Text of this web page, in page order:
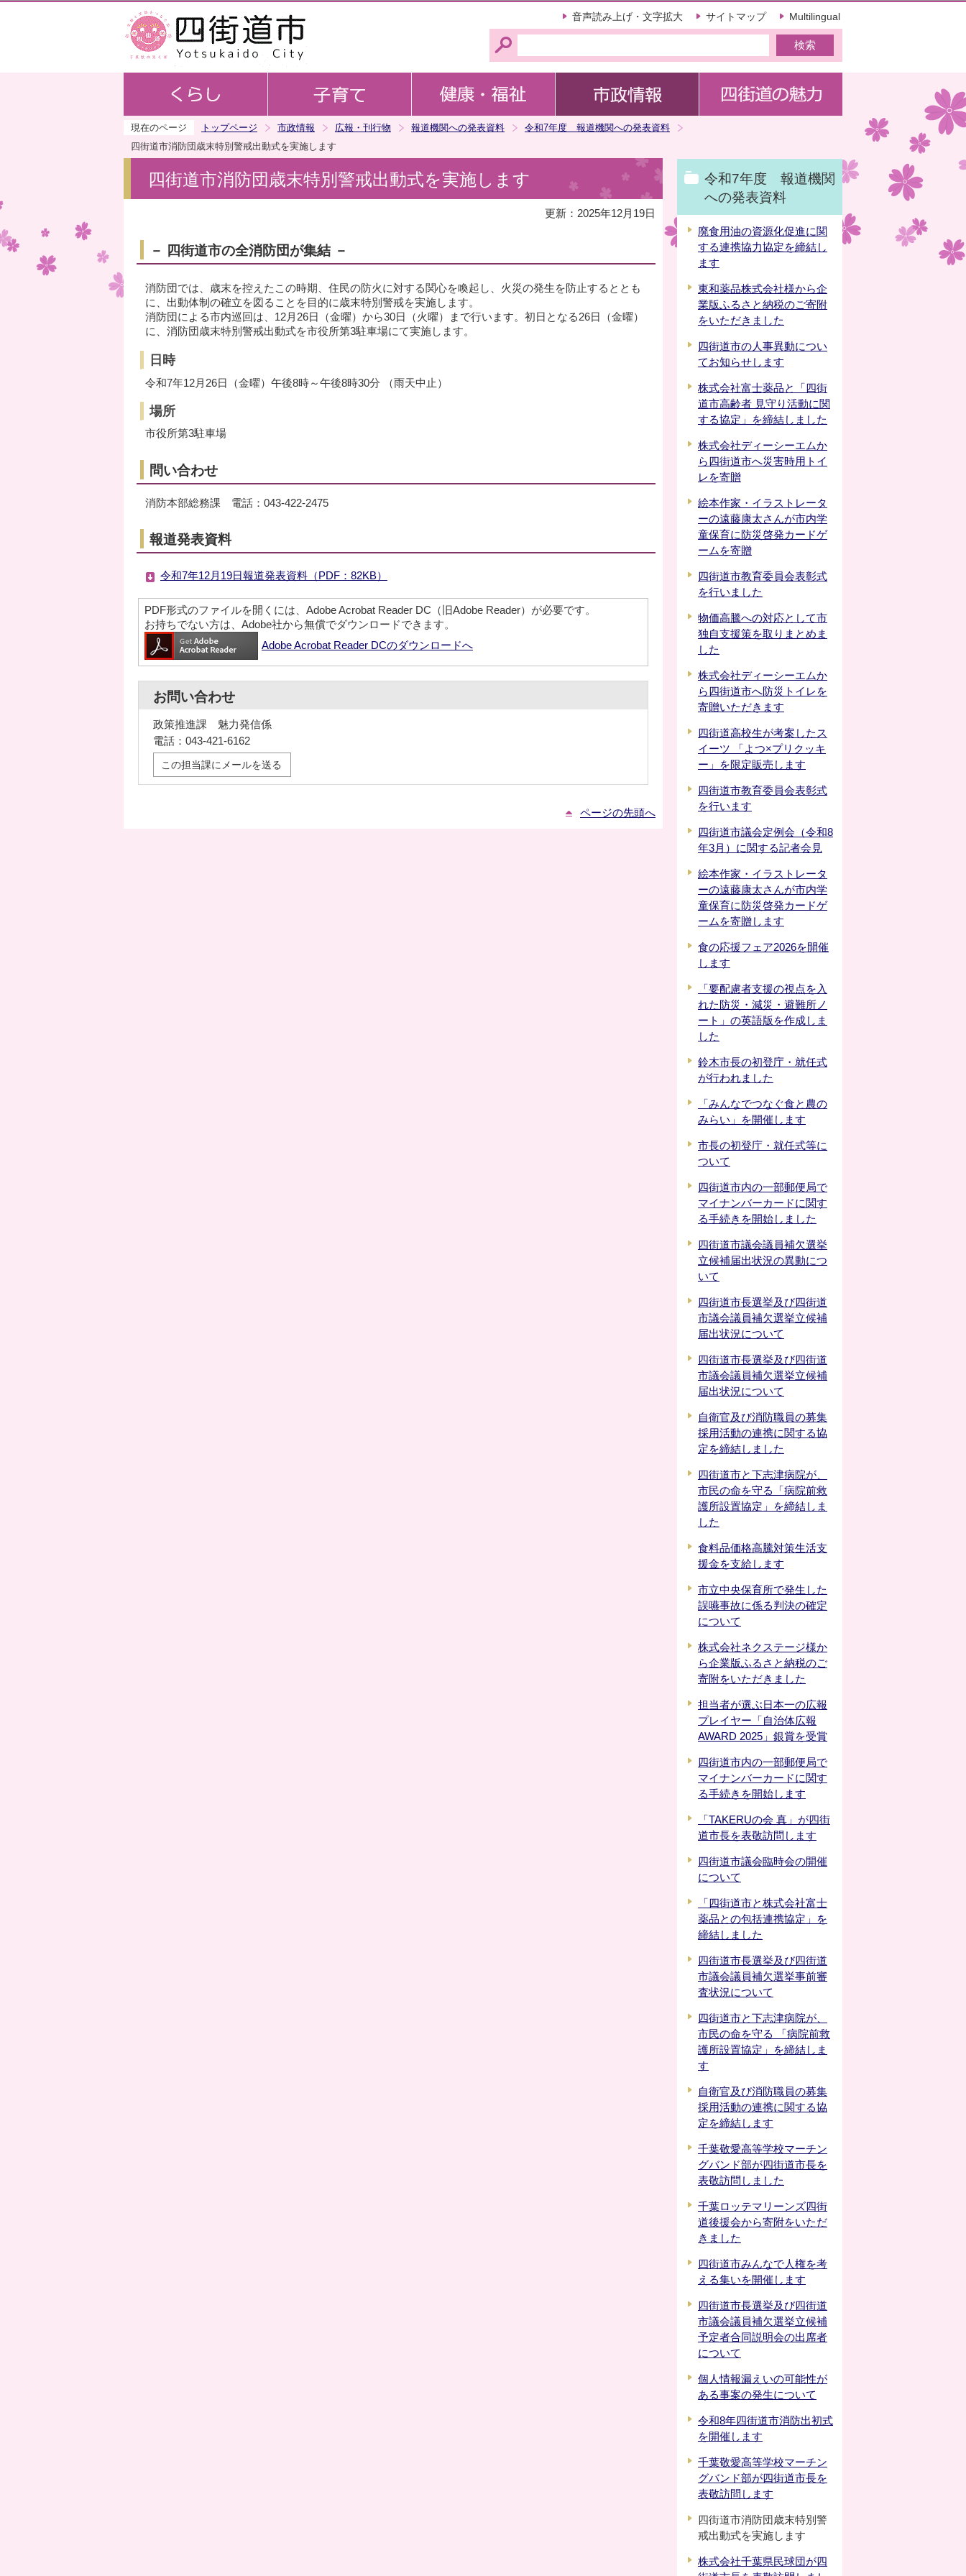
音声読み上げ・文字拡大 サイトマップ Multilingual
現在のページ トップページ 市政情報 広報・刊行物 報道機関への発表資料
令和7年度 報道機関への発表資料
四街道市消防団歳末特別警戒出動式を実施します
四街道市消防団歳末特別警戒出動式を実施します
更新：2025年12月19日
－ 四街道市の全消防団が集結 －
消防団では、歳末を控えたこの時期、住民の防火に対する関心を喚起し、火災の発生を防止するととも
に、出動体制の確立を図ることを目的に歳末特別警戒を実施します。
消防団による市内巡回は、12月26日（金曜）から30日（火曜）まで行います。初日となる26日（金曜）
に、消防団歳末特別警戒出動式を市役所第3駐車場にて実施します。
日時
令和7年12月26日（金曜）午後8時～午後8時30分 （雨天中止）
場所
市役所第3駐車場
問い合わせ
消防本部総務課 電話：043-422-2475
報道発表資料
令和7年12月19日報道発表資料（PDF：82KB）
PDF形式のファイルを開くには、Adobe Acrobat Reader DC（旧Adobe Reader）が必要です。
お持ちでない方は、Adobe社から無償でダウンロードできます。
Adobe Acrobat Reader DCのダウンロードへ
お問い合わせ
政策推進課 魅力発信係
電話：043-421-6162
この担当課にメールを送る
ページの先頭へ
令和7年度 報道機関
への発表資料
廃食用油の資源化促進に関
する連携協力協定を締結し
ます
東和薬品株式会社様から企
業版ふるさと納税のご寄附
をいただきました
四街道市の人事異動につい
てお知らせします
株式会社富士薬品と「四街
道市高齢者 見守り活動に関
する協定」を締結しました
株式会社ディーシーエムか
ら四街道市へ災害時用トイ
レを寄贈
絵本作家・イラストレータ
ーの遠藤康太さんが市内学
童保育に防災啓発カードゲ
ームを寄贈
四街道市教育委員会表彰式
を行いました
物価高騰への対応として市
独自支援策を取りまとめま
した
株式会社ディーシーエムか
ら四街道市へ防災トイレを
寄贈いただきます
四街道高校生が考案したス
イーツ 「よつ×プリクッキ
ー」を限定販売します
四街道市教育委員会表彰式
を行います
四街道市議会定例会（令和8
年3月）に関する記者会見
絵本作家・イラストレータ
ーの遠藤康太さんが市内学
童保育に防災啓発カードゲ
ームを寄贈します
食の応援フェア2026を開催
します
「要配慮者支援の視点を入
れた防災・減災・避難所ノ
ート」の英語版を作成しま
した
鈴木市長の初登庁・就任式
が行われました
「みんなでつなぐ食と農の
みらい」を開催します
市長の初登庁・就任式等に
ついて
四街道市内の一部郵便局で
マイナンバーカードに関す
る手続きを開始しました
四街道市議会議員補欠選挙
立候補届出状況の異動につ
いて
四街道市長選挙及び四街道
市議会議員補欠選挙立候補
届出状況について
四街道市長選挙及び四街道
市議会議員補欠選挙立候補
届出状況について
自衛官及び消防職員の募集
採用活動の連携に関する協
定を締結しました
四街道市と下志津病院が、
市民の命を守る「病院前救
護所設置協定」を締結しま
した
食料品価格高騰対策生活支
援金を支給します
市立中央保育所で発生した
誤嚥事故に係る判決の確定
について
株式会社ネクステージ様か
ら企業版ふるさと納税のご
寄附をいただきました
担当者が選ぶ日本一の広報
プレイヤー「自治体広報
AWARD 2025」銀賞を受賞
四街道市内の一部郵便局で
マイナンバーカードに関す
る手続きを開始します
「TAKERUの会 真」が四街
道市長を表敬訪問します
四街道市議会臨時会の開催
について
「四街道市と株式会社富士
薬品との包括連携協定」を
締結しました
四街道市長選挙及び四街道
市議会議員補欠選挙事前審
査状況について
四街道市と下志津病院が、
市民の命を守る 「病院前救
護所設置協定」を締結しま
す
自衛官及び消防職員の募集
採用活動の連携に関する協
定を締結します
千葉敬愛高等学校マーチン
グバンド部が四街道市長を
表敬訪問しました
千葉ロッテマリーンズ四街
道後援会から寄附をいただ
きました
四街道市みんなで人権を考
える集いを開催します
四街道市長選挙及び四街道
市議会議員補欠選挙立候補
予定者合同説明会の出席者
について
個人情報漏えいの可能性が
ある事案の発生について
令和8年四街道市消防出初式
を開催します
千葉敬愛高等学校マーチン
グバンド部が四街道市長を
表敬訪問します
四街道市消防団歳末特別警
戒出動式を実施します
株式会社千葉県民球団が四